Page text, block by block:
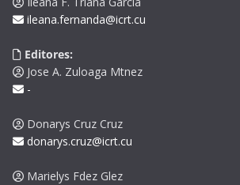
ileana.fernanda@icrt.cu
Editores:
Jose A. Zuloaga Mtnez
-
Donarys Cruz Cruz
donarys.cruz@icrt.cu
Marielys Fdez Glez